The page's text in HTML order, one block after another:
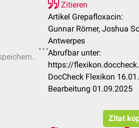
Zitieren
Artikel Grepafloxacin:
Gunnar Römer, Joshua
Antwerpes
Abrufbar unter:
https://
DocCheck Flexikon
Bearbeitung 01.09.2025
Zitat